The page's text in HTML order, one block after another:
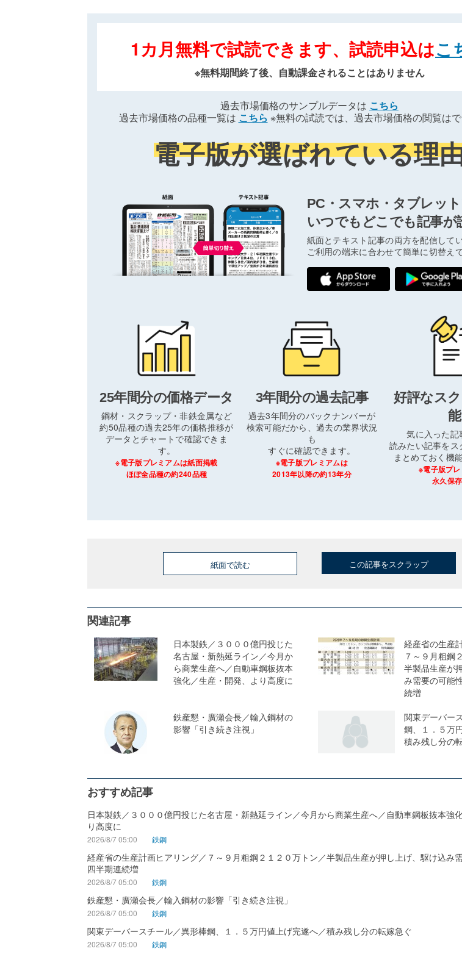
1カ月無料で試読できます、試読申込はこ
※無料期間終了後、自動課金されることはありません
過去市場価格のサンプルデータは こちら
過去市場価格の品種一覧は こちら ※無料の試読では、過去市場価格の閲覧は
電子版が選ばれている理
PC・スマホ・タブレッ
いつでもどこでも記事が
紙面とテキスト記事の両方を配信してい
ご利用の端末に合わせて簡単に切替え
25年間分の価格データ
鋼材・スクラップ・非鉄金属など
約50品種の過去25年の価格推移が
データとチャートで確認できま
す。
※電子版プレミアムは紙面掲載
ほぼ全品種の約240品種
3年間分の過去記事
過去3年間分のバックナンバーが
検索可能だから、過去の業界状況
も
すぐに確認できます。
※電子版プレミアムは
2013年以降の約13年分
好評なス
能
気に入った記
読みたい記事をス
まとめておく機
※電子版プ
永久保
紙面で読む この記事をスクラップ
関連記事
日本製鉄／３０００億円投じた
名古屋・新熱延ライン／今月か
ら商業生産へ／自動車鋼板抜本
強化／生産・開発、より高度に
経産省の生産
７～９月粗鋼
半製品生産が
み需要の可能
続増
鉄産懇・廣瀬会長／輸入鋼材の
影響「引き続き注視」
関東デーバー
鋼、１．５万
積み残し分の
おすすめ記事
日本製鉄／３０００億円投じた名古屋・新熱延ライン／今月から商業生産へ／自動車鋼板抜本強
り高度に
2026/8/7 05:00 鉄鋼
経産省の生産計画ヒアリング／７～９月粗鋼２１２０万トン／半製品生産が押し上げ、駆け込み
四半期連続増
2026/8/7 05:00 鉄鋼
鉄産懇・廣瀬会長／輸入鋼材の影響「引き続き注視」
2026/8/7 05:00 鉄鋼
関東デーバースチール／異形棒鋼、１．５万円値上げ完遂へ／積み残し分の転嫁急ぐ
2026/8/7 05:00 鉄鋼